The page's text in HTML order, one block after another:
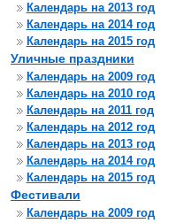
Календарь на 2013 год
Календарь на 2014 год
Календарь на 2015 год
Уличные праздники
Календарь на 2009 год
Календарь на 2010 год
Календарь на 2011 год
Календарь на 2012 год
Календарь на 2013 год
Календарь на 2014 год
Календарь на 2015 год
Фестивали
Календарь на 2009 год